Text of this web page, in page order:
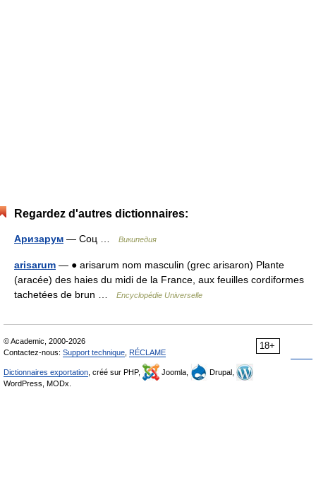
Regardez d'autres dictionnaires:
Аризарум — Соц … Википедия
arisarum — ● arisarum nom masculin (grec arisaron) Plante
(aracée) des haies du midi de la France, aux feuilles cordiformes
tachetées de brun …
Encyclopédie Universelle
18+
© Academic, 2000-2026
Contactez-nous: Support technique RÉCLAME
Dictionnaires exportation , créé sur PHP, Joomla,
Drupal,
WordPress, MODx.